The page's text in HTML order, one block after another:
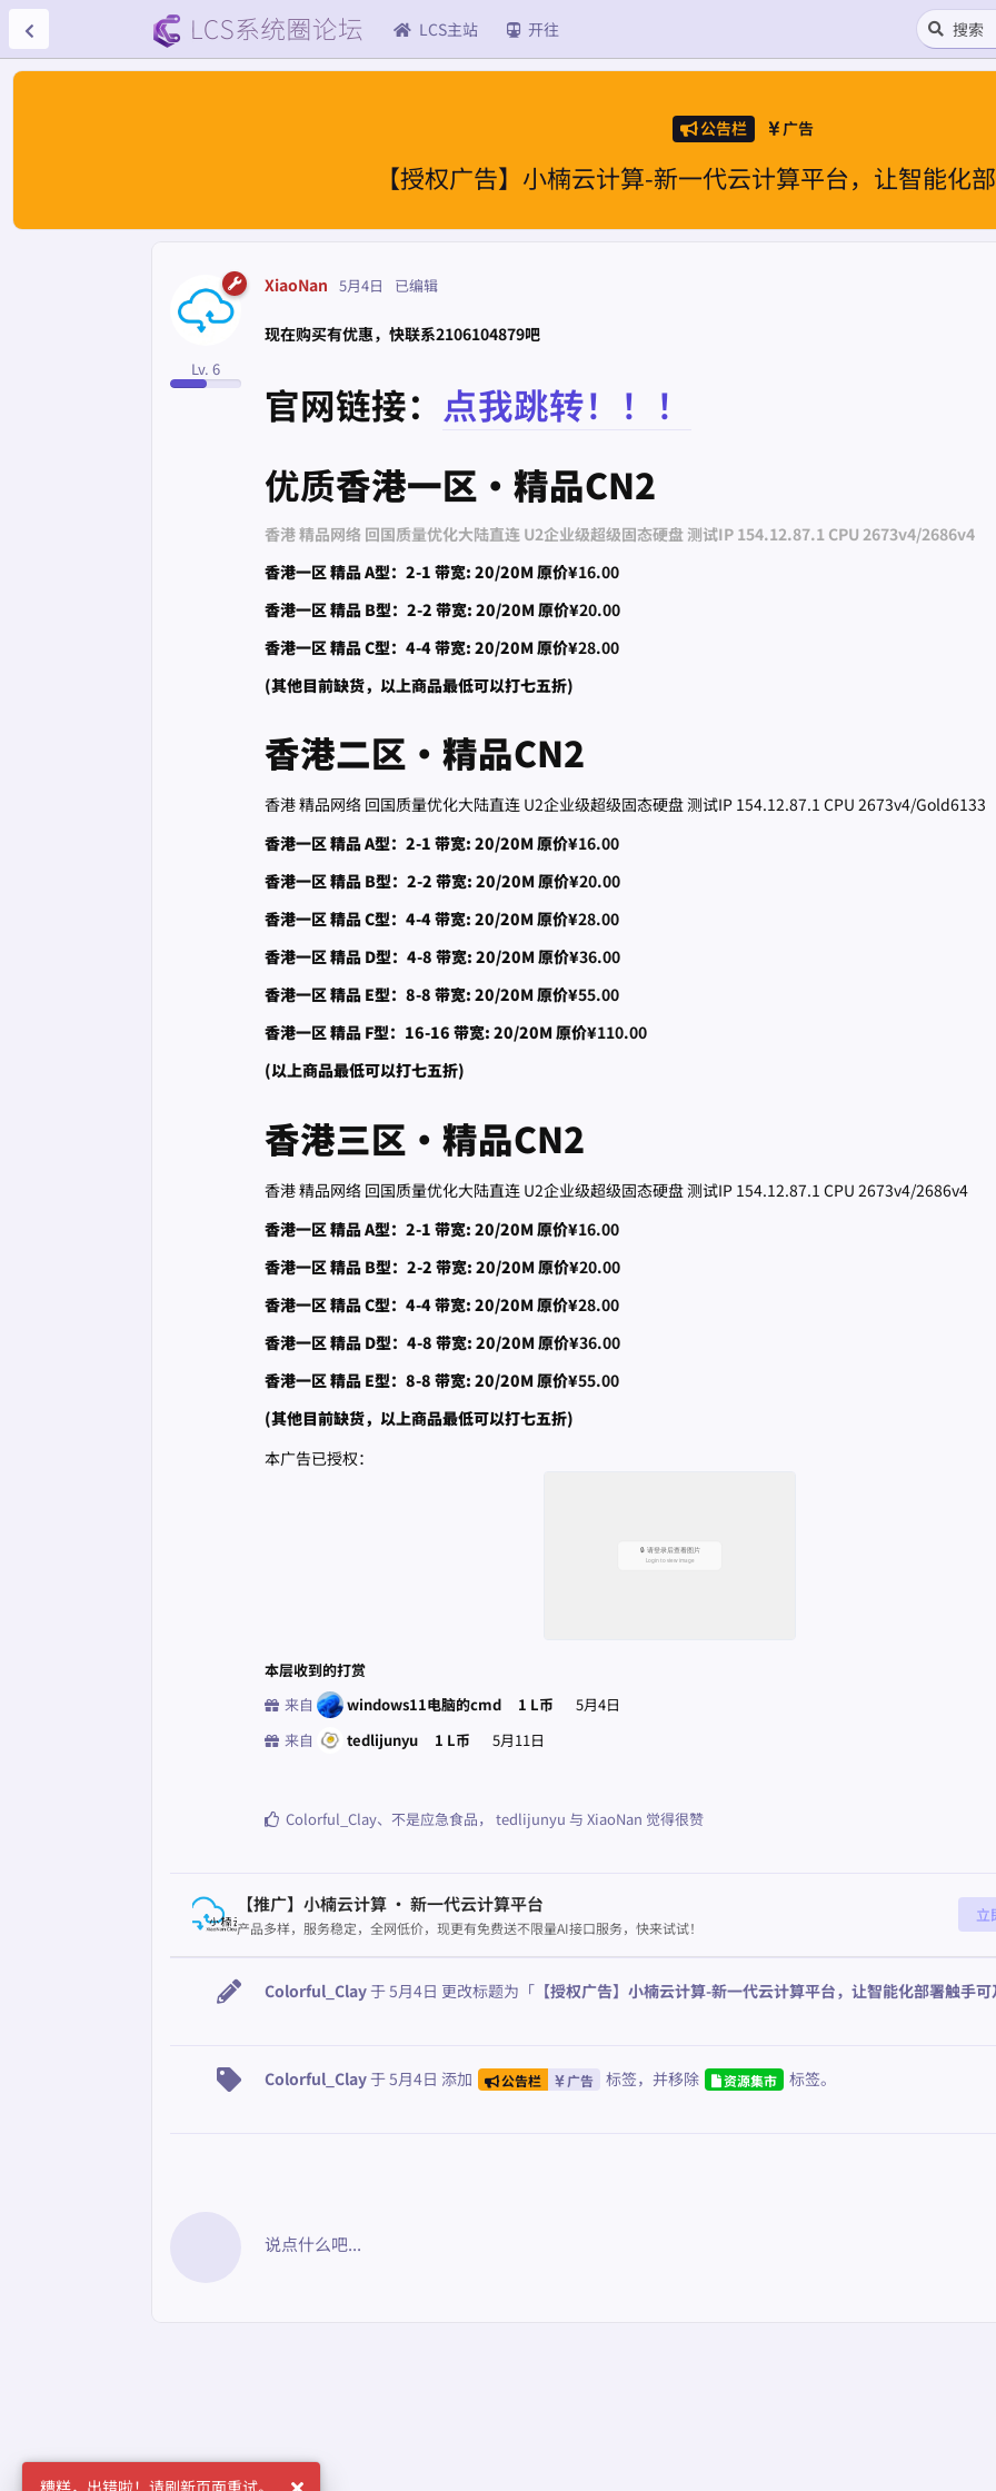
LCS主站 开往
公告栏 广告
【授权广告】小楠云计算-新一代云计算平台，让智能化
XiaoNan
Lv. 6
5月4日 已编辑
现在购买有优惠，快联系2106104879吧
官网链接： 点我跳转！！！
优质香港一区·精品CN2
香港 精品网络 回国质量优化大陆直连 U2企业级超级固态硬盘 测试IP 154.12.87.1 CPU 2673v4/2686v4
香港一区 精品 A型：2-1 带宽: 20/20M 原价¥16.00
香港一区 精品 B型：2-2 带宽: 20/20M 原价¥20.00
香港一区 精品 C型：4-4 带宽: 20/20M 原价¥28.00
(其他目前缺货，以上商品最低可以打七五折)
香港二区·精品CN2
香港 精品网络 回国质量优化大陆直连 U2企业级超级固态硬盘 测试IP 154.12.87.1 CPU 2673v4/Gold6133
香港一区 精品 A型：2-1 带宽: 20/20M 原价¥16.00
香港一区 精品 B型：2-2 带宽: 20/20M 原价¥20.00
香港一区 精品 C型：4-4 带宽: 20/20M 原价¥28.00
香港一区 精品 D型：4-8 带宽: 20/20M 原价¥36.00
香港一区 精品 E型：8-8 带宽: 20/20M 原价¥55.00
香港一区 精品 F型：16-16 带宽: 20/20M 原价¥110.00
(以上商品最低可以打七五折)
香港三区·精品CN2
香港 精品网络 回国质量优化大陆直连 U2企业级超级固态硬盘 测试IP 154.12.87.1 CPU 2673v4/2686v4
香港一区 精品 A型：2-1 带宽: 20/20M 原价¥16.00
香港一区 精品 B型：2-2 带宽: 20/20M 原价¥20.00
香港一区 精品 C型：4-4 带宽: 20/20M 原价¥28.00
香港一区 精品 D型：4-8 带宽: 20/20M 原价¥36.00
香港一区 精品 E型：8-8 带宽: 20/20M 原价¥55.00
(其他目前缺货，以上商品最低可以打七五折)
本广告已授权：
本层收到的打赏
来自
windows11电脑的cmd 1 L币
5月4日
来自
tedlijunyu 1 L币 5月11日
Colorful_Clay、 不是应急食品， tedlijunyu 与 XiaoNan 觉得很赞
【推广】小楠云计算 · 新一代云计算平台
产品多样，服务稳定，全网低价，现更有免费送不限量AI接口服务，快来试试！
立
Colorful_Clay于5月4日 更改标题为「 【授权广告】小楠云计算-新一代云计算平台，让智能化部署触手可
Colorful_Clay于5月4日 添加 公告栏 广告 标签，并移除 资源集市 标签。
说点什么吧...